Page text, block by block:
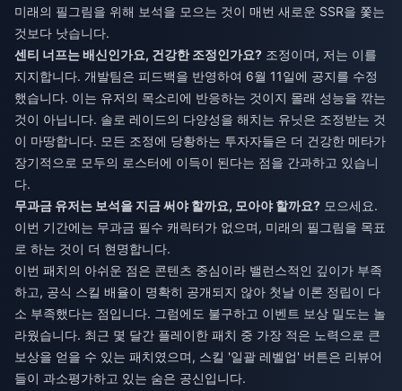
미래의 필그림을 위해 보석을 모으는 것이 매번 새로운 SSR을 쫓는
것보다 낫습니다.
센티 너프는 배신인가요, 건강한 조정인가요? 조정이며, 저는 이를
지지합니다. 개발팀은 피드백을 반영하여 6월 11일에 공지를 수정
했습니다. 이는 유저의 목소리에 반응하는 것이지 몰래 성능을 깎는
것이 아닙니다. 솔로 레이드의 다양성을 해치는 유닛은 조정받는 것
이 마땅합니다. 모든 조정에 당황하는 투자자들은 더 건강한 메타가
장기적으로 모두의 로스터에 이득이 된다는 점을 간과하고 있습니
다.
무과금 유저는 보석을 지금 써야 할까요, 모아야 할까요? 모으세요.
이번 기간에는 무과금 필수 캐릭터가 없으며, 미래의 필그림을 목표
로 하는 것이 더 현명합니다.
이번 패치의 아쉬운 점은 콘텐츠 중심이라 밸런스적인 깊이가 부족
하고, 공식 스킬 배율이 명확히 공개되지 않아 첫날 이론 정립이 다
소 부족했다는 점입니다. 그럼에도 불구하고 이벤트 보상 밀도는 놀
라웠습니다. 최근 몇 달간 플레이한 패치 중 가장 적은 노력으로 큰
보상을 얻을 수 있는 패치였으며, 스킬 '일괄 레벨업' 버튼은 리뷰어
들이 과소평가하고 있는 숨은 공신입니다.